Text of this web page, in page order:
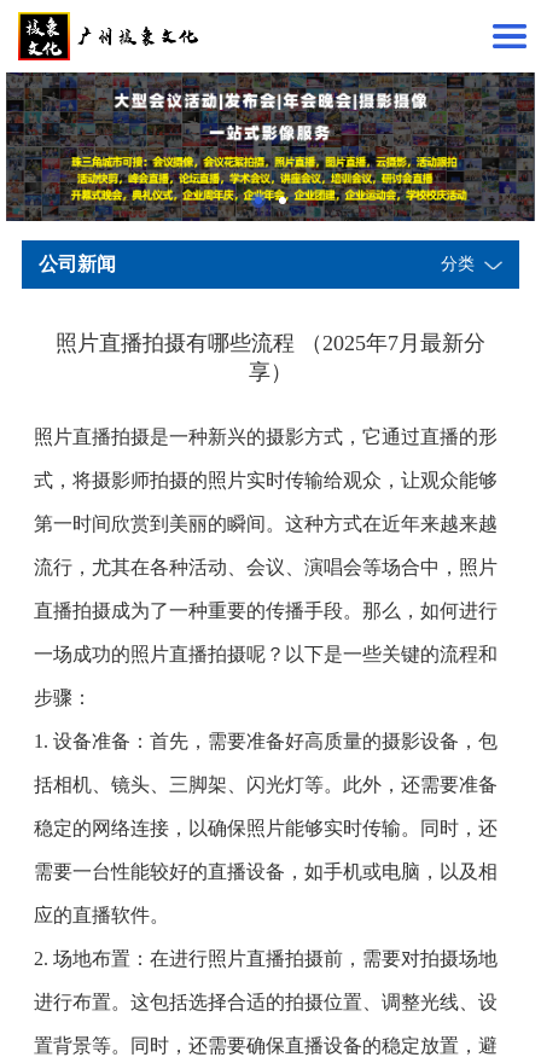
公司新闻 分类
照片直播拍摄有哪些流程 （2025年7月最新分
享）
照片直播拍摄是一种新兴的摄影方式，它通过直播的形
式，将摄影师拍摄的照片实时传输给观众，让观众能够
第一时间欣赏到美丽的瞬间。这种方式在近年来越来越
流行，尤其在各种活动、会议、演唱会等场合中，照片
直播拍摄成为了一种重要的传播手段。那么，如何进行
一场成功的照片直播拍摄呢？以下是一些关键的流程和
步骤：
1. 设备准备：首先，需要准备好高质量的摄影设备，包
括相机、镜头、三脚架、闪光灯等。此外，还需要准备
稳定的网络连接，以确保照片能够实时传输。同时，还
需要一台性能较好的直播设备，如手机或电脑，以及相
应的直播软件。
2. 场地布置：在进行照片直播拍摄前，需要对拍摄场地
进行布置。这包括选择合适的拍摄位置、调整光线、设
置背景等。同时，还需要确保直播设备的稳定放置，避